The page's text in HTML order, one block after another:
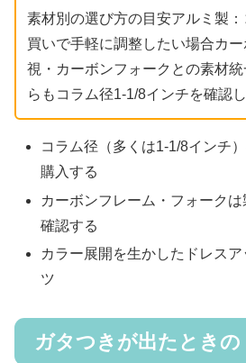
素材別の選び方の目安アルミ製
買いで手軽に調整したい場合カ
視・カーボンフォークとの素材
らもコラム径1-1/8インチを確認
コラム径（多くは1-1/8インチ
購入する
カーボンフレーム・フォーク
確認する
カラー展開を生かしたドレス
ツ
ガタつきが出たとき